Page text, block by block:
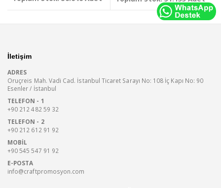
İletişim
ADRES
Oruçreis Mah. Vadi Cad. İstanbul Ticaret Sarayı No: 108 İç Kapı No: 90
Esenler / İstanbul
TELEFON - 1
+90 212 482 59 32
TELEFON - 2
+90 212 612 91 92
MOBIL
+90 545 547 91 92
E-POSTA
info@craftpromosyon.com